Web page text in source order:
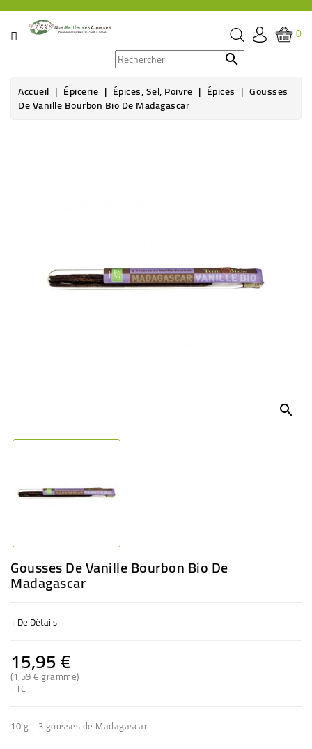
CATÉGORIE
ÉPICERIE
0

Accueil Épicerie Épices, Sel, Poivre Épices Gousses
De Vanille Bourbon Bio De Madagascar
search
Gousses De Vanille Bourbon Bio De
Madagascar
+ De Détails
15,95 €
(1,59 € gramme)
TTC
10 g - 3 gousses de Madagascar